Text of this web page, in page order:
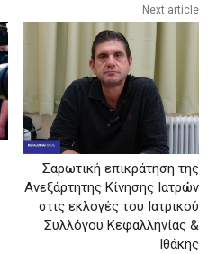
Next article
Σαρωτική επικράτηση της
Ανεξάρτητης Κίνησης Ιατρών
στις εκλογές του Ιατρικού
Συλλόγου Κεφαλληνίας &
Ιθάκης